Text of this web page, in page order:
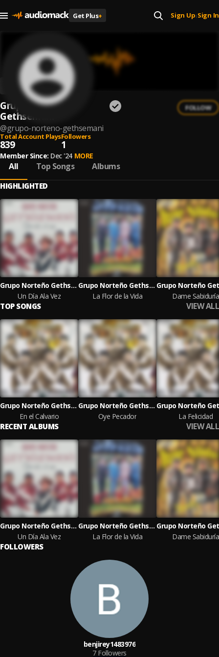
Get Plus+ Sign Up| Sign In
Grupo Norteño
Gethsemani
@grupo-norteno-gethsemani
FOLLOW
Total Account Plays
839
Followers
1
Member Since: Dec '24 MORE
All Top Songs Albums
HIGHLIGHTED
Grupo Norteño Gethsemani
Un Día Ala Vez
Grupo Norteño Gethsemani
La Flor de la Vida
Dame Sabiduría
TOP SONGS VIEW ALL
Grupo Norteño Gethsemani
En el Calvario
Grupo Norteño Gethsemani
Oye Pecador
La Felicidad
RECENT ALBUMS VIEW ALL
Grupo Norteño Gethsemani
Un Día Ala Vez
Grupo Norteño Gethsemani
La Flor de la Vida
Dame Sabiduría
FOLLOWERS
benjirey1483976
7 Followers